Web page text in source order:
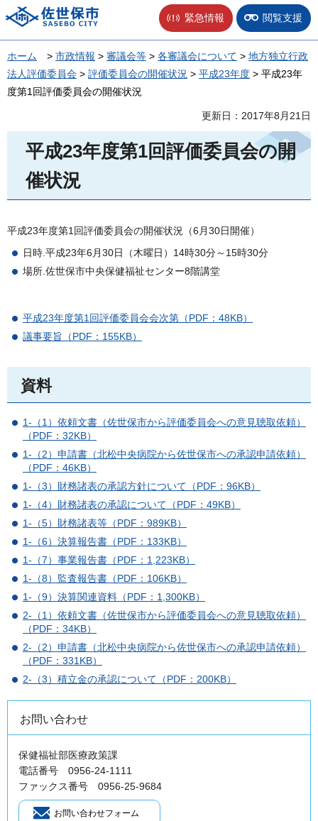
佐世保市 緊急情報 閲覧支援
ホーム > 市政情報 > 審議会等 > 各審議会について > 地方独立行政
法人評価委員会 > 評価委員会の開催状況 > 平成23年度 > 平成23年
度第1回評価委員会の開催状況
更新日：2017年8月21日
平成23年度第1回評価委員会の開
催状況
平成23年度第1回評価委員会の開催状況（6月30日開催）
日時.平成23年6月30日（木曜日）14時30分～15時30分
場所.佐世保市中央保健福祉センター8階講堂
平成23年度第1回評価委員会会次第（PDF：48KB）
議事要旨（PDF：155KB）
資料
1-（1）依頼文書（佐世保市から評価委員会への意見聴取依頼）
（PDF：32KB）
1-（2）申請書（北松中央病院から佐世保市への承認申請依頼）
（PDF：46KB）
1-（3）財務諸表の承認方針について（PDF：96KB）
1-（4）財務諸表の承認について（PDF：49KB）
1-（5）財務諸表等（PDF：989KB）
1-（6）決算報告書（PDF：133KB）
1-（7）事業報告書（PDF：1,223KB）
1-（8）監査報告書（PDF：106KB）
1-（9）決算関連資料（PDF：1,300KB）
2-（1）依頼文書（佐世保市から評価委員会への意見聴取依頼）
（PDF：34KB）
2-（2）申請書（北松中央病院から佐世保市への承認申請依頼）
（PDF：331KB）
2-（3）積立金の承認について（PDF：200KB）
お問い合わせ
保健福祉部医療政策課
電話番号 0956-24-1111
ファックス番号 0956-25-9684